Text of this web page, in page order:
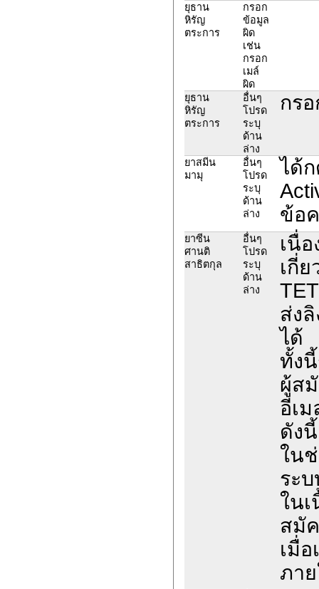
ยุธาน
หิรัญ
ตระการ
กรอก
ข้อมูล
ผิด
เช่น
กรอก
เมล์
ผิด
ยุธาน
หิรัญ
ตระการ
อื่นๆ
โปรด
ระบุ
ด้าน
ล่าง
กร
ยาสมีน
มามุ
อื่นๆ
โปรด
ระบุ
ด้าน
ล่าง
ได้
ข้อ
ยาซีน
ศานติ
สาธิตกุล
อื่นๆ
โปรด
ระบุ
ด้าน
ล่าง
เนื่
เกี่
ส่ง
ได้
ทั้ง
ผู้ส
อีเ
ดังนี้
ใน
ระ
ใน
สมั
เมื่
ภา